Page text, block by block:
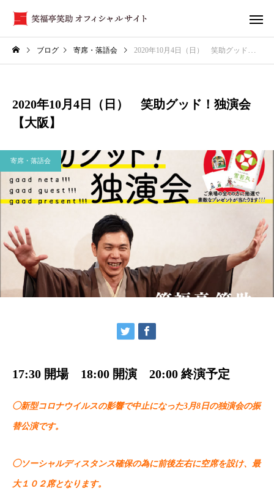
ブログ 寄席・落語会 2020年10月4日（日） 笑助グッド！独演会【大阪】
2020年10月4日（日） 笑助グッド！独演会
【大阪】
寄席・落語会
17:30 開場 18:00 開演 20:00 終演予定
◯新型コロナウイルスの影響で中止になった3月8日の独演会の振
替公演です。
◯ソーシャルディスタンス確保の為に前後左右に空席を設け、最
大１０２席となります。